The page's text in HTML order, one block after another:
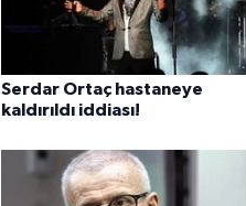
Serdar Ortaç hastaneye
kaldırıldı iddiası!